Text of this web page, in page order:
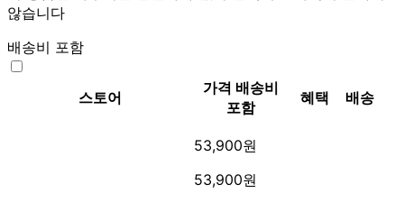
않습니다
배송비 포함
스토어
가격 배송비
포함
혜택 배송
53,900원
53,900원